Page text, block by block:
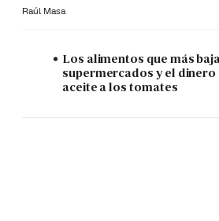
Raúl Masa
Los alimentos que más
supermercados y el
aceite a los tomates